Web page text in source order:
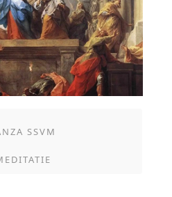
SSVM